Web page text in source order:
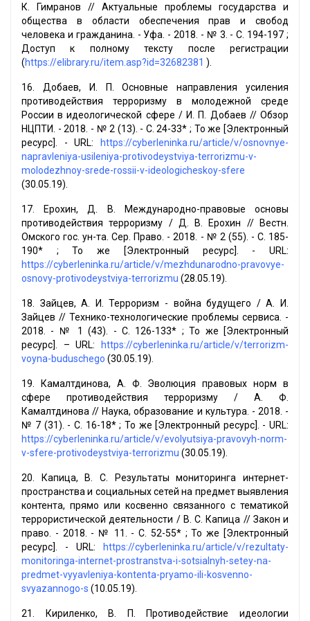
К. Гимранов // Актуальные проблемы государства и
общества в области обеспечения прав и свобод
человека и гражданина. - Уфа. - 2018. - № 3. - С. 194-197 ;
Доступ к полному тексту после регистрации
(https://elibrary.ru/item.asp?id=32682381 ).
16. Добаев, И. П. Основные направления усиления
противодействия терроризму в молодежной среде
России в идеологической сфере / И. П. Добаев // Обзор
НЦПТИ. - 2018. - № 2 (13). - С. 24-33* ; То же [Электронный
ресурс]. - URL:
https://cyberleninka.ru/article/v/osnovnye-
napravleniya-usileniya-protivodeystviya-terrorizmu-v-
molodezhnoy-srede-rossii-v-ideologicheskoy-sfere
(30.05.19).
17. Ерохин, Д. В. Международно-правовые основы
противодействия терроризму / Д. В. Ерохин // Вестн.
Омского гос. ун-та. Сер. Право. - 2018. - № 2 (55). - С. 185-
190* ; То же [Электронный ресурс]. - URL:
https://cyberleninka.ru/article/v/mezhdunarodno-pravovye-
osnovy-protivodeystviya-terrorizmu (28.05.19).
18. Зайцев, А. И. Терроризм - война будущего / А. И.
Зайцев // Технико-технологические проблемы сервиса. -
2018. - № 1 (43). - С. 126-133* ; То же [Электронный
ресурс]. – URL:
https://cyberleninka.ru/article/v/terrorizm-
voyna-buduschego (30.05.19).
19. Камалтдинова, А. Ф. Эволюция правовых норм в
сфере противодействия терроризму / А. Ф.
Камалтдинова // Наука, образование и культура. - 2018. -
№ 7 (31). - С. 16-18* ; То же [Электронный ресурс]. - URL:
https://cyberleninka.ru/article/v/evolyutsiya-pravovyh-norm-
v-sfere-protivodeystviya-terrorizmu (30.05.19).
20. Капица, В. С. Результаты мониторинга интернет-
пространства и социальных сетей на предмет выявления
контента, прямо или косвенно связанного с тематикой
террористической деятельности / В. С. Капица // Закон и
право. - 2018. - № 11. - С. 52-55* ; То же [Электронный
ресурс]. - URL:
https://cyberleninka.ru/article/v/rezultaty-
monitoringa-internet-prostranstva-i-sotsialnyh-setey-na-
predmet-vyyavleniya-kontenta-pryamo-ili-kosvenno-
svyazannogo-s (10.05.19).
21. Кириленко, В. П. Противодействие идеологии